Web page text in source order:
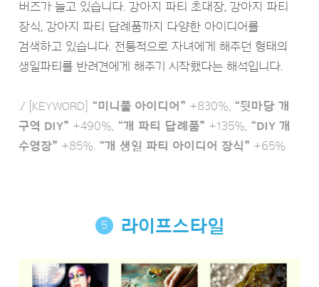
버즈가 늘고 있습니다. 강아지 파티 초대장, 강아지 파티
장식, 강아지 파티 답례품까지 다양한 아이디어를
검색하고 있습니다. 전통적으로 자녀에게 해주던 형태의
생일파티를 반려견에게 해주기 시작했다는 해석입니다.
Ι[KEYWORD] “미니풀 아이디어” +830%, “뒷마당 개
구역 DIY” +490%, “개 파티 답례품” +135%, “DIY 개
수영장” +85%. “개 생일 파티 아이디어 장식” +65%
5 라이프스타일